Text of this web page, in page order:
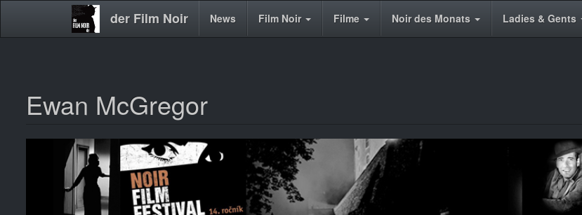
der Film Noir
Main News Film Noir Filme Noir des Monats Ladies & Gents
Ewan McGregor